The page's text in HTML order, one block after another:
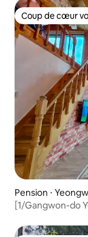
Coup de cœur
Coup de cœur
Pension ⋅
[1/Gangwon-do
1-dong